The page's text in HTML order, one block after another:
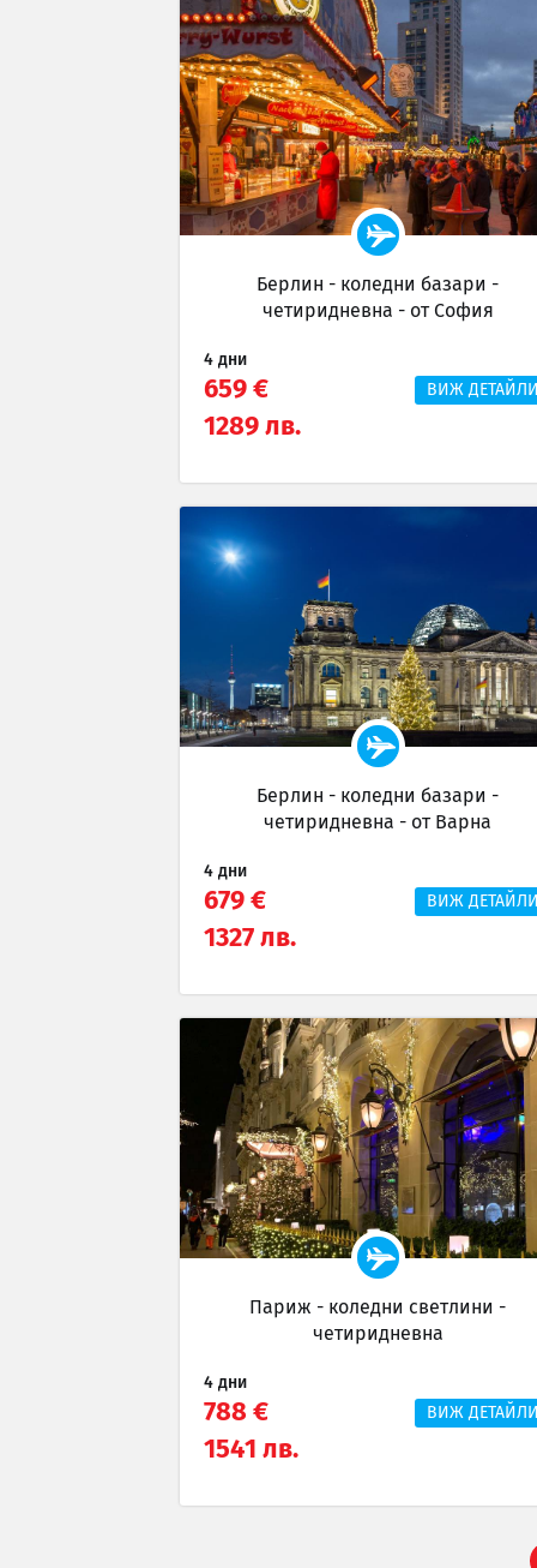
Берлин - коледни базари -
четиридневна - от София
4 дни
659 €
1289 лв.
ВИЖ
Берлин - коледни базари -
четиридневна - от Варна
4 дни
679 €
1327 лв.
ВИЖ
Париж - коледни светлини -
четиридневна
4 дни
788 €
1541 лв.
ВИЖ